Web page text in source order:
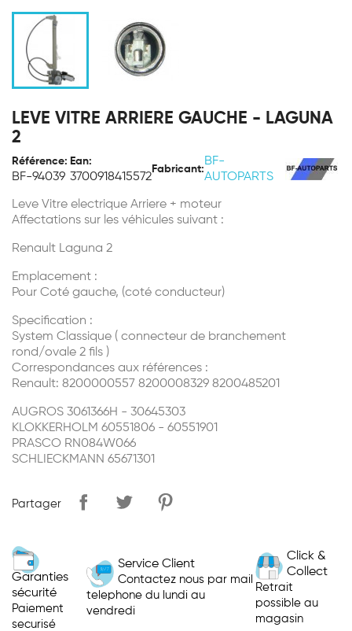
LEVE VITRE ARRIERE GAUCHE - LAGUNA
2
Référence:
BF-94039
Ean:
3700918415572
Fabricant:
BF-
AUTOPARTS
Leve Vitre electrique Arriere + moteur
Affectations sur les véhicules suivant :
Renault Laguna 2
Emplacement :
Pour Coté gauche, (coté conducteur)
Specification :
System Classique ( connecteur de branchement
rond/ovale 2 fils )
Correspondances aux références :
Renault: 8200000557 8200008329 8200485201
AUGROS 3061366H - 30645303
KLOKKERHOLM 60551806 - 60551901
PRASCO RN084W066
SCHLIECKMANN 65671301
Partager
Garanties
sécurité
Paiement
securisé
Service Client
Contactez nous par mail
telephone du lundi au
vendredi
Click &
Collect
Retrait
possible au
magasin